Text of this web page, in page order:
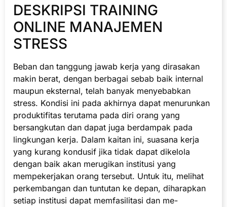
DESKRIPSI TRAINING
ONLINE MANAJEMEN
STRESS
Beban dan tanggung jawab kerja yang dirasakan
makin berat, dengan berbagai sebab baik internal
maupun eksternal, telah banyak menyebabkan
stress. Kondisi ini pada akhirnya dapat menurunkan
produktifitas terutama pada diri orang yang
bersangkutan dan dapat juga berdampak pada
lingkungan kerja. Dalam kaitan ini, suasana kerja
yang kurang kondusif jika tidak dapat dikelola
dengan baik akan merugikan institusi yang
mempekerjakan orang tersebut. Untuk itu, melihat
perkembangan dan tuntutan ke depan, diharapkan
setiap institusi dapat memfasilitasi dan me-